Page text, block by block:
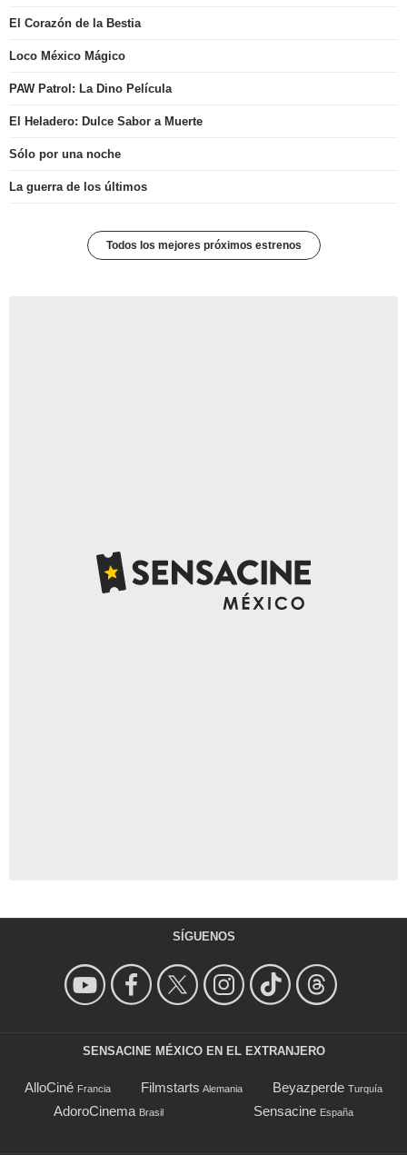
El Corazón de la Bestia
Loco México Mágico
PAW Patrol: La Dino Película
El Heladero: Dulce Sabor a Muerte
Sólo por una noche
La guerra de los últimos
Todos los mejores próximos estrenos
SÍGUENOS
SENSACINE MÉXICO EN EL EXTRANJERO
AlloCiné Francia Filmstarts Alemania Beyazperde Turquía
AdoroCinema Brasil Sensacine España